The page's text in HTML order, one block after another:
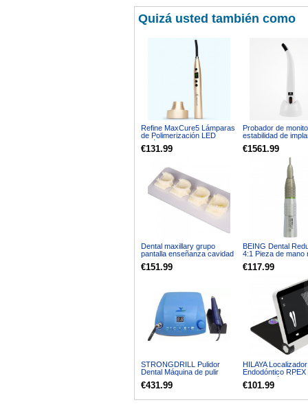
Quizá usted también como
Refine MaxCure5 Lámparas
de Polimerización LED
inalámbrica 1800mw
€131.99
Probador de
estabilidad de
medición del
estabilidad del
€1561.99
Dental maxillary grupo
pantalla enseñanza cavidad
€151.99
BEING Dental
4:1 Pieza de mano
€117.99
STRONGDRILL Pulidor
Dental Máquina de pulir
escobillas + pieza de mano
€431.99
HILAYA
Endodóntico RPEX
Pantalla Táctil
€101.99